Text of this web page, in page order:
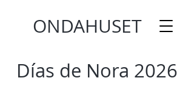
ONDAHUSET
Días de Nora 2026